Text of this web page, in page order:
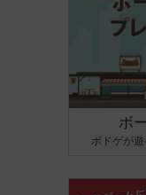
ボ
ボドゲが